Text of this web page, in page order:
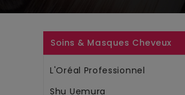
Soins & Masques Cheveux
L'Oréal Professionnel
Shu Uemura